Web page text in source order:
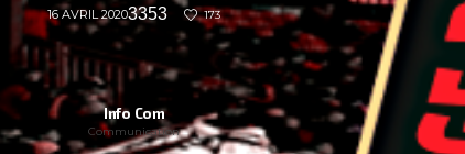
16 AVRIL 20203353 173
Info Com
Communication